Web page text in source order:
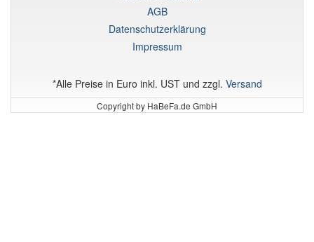
AGB
Datenschutzerklärung
Impressum
*Alle Preise in Euro inkl. UST und zzgl. Versand
Copyright by HaBeFa.de GmbH